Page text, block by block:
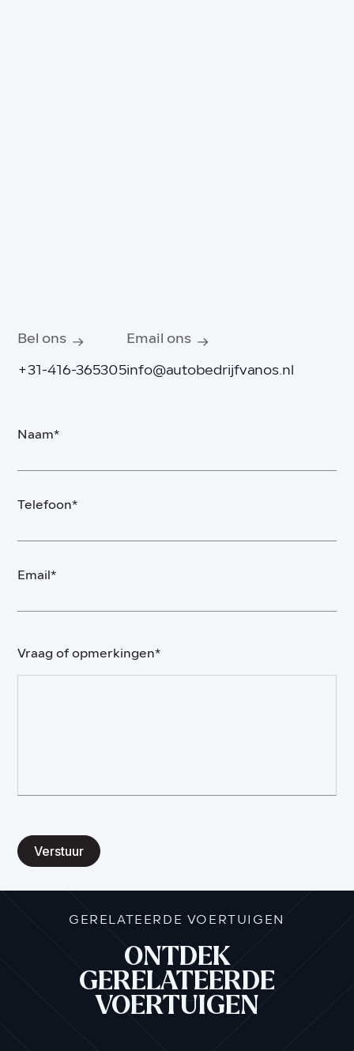
Bel ons
+31-416-365305
Email ons
info@autobedrijfvanos.nl
Naam*
Telefoon*
Email*
Vraag of opmerkingen*
Verstuur
GERELATEERDE VOERTUIGEN
ONTDEK
GERELATEERDE
VOERTUIGEN